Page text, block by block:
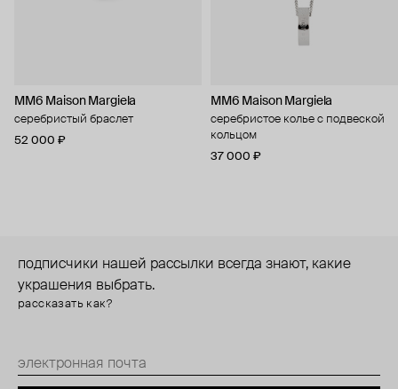
MM6 Maison Margiela
серебристый браслет
52 000 ₽
MM6 Maison Margiela
серебристое колье с подвеской
кольцом
37 000 ₽
подписчики нашей рассылки всегда знают, какие
украшения выбрать.
рассказать как?